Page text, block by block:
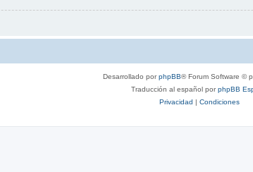
Desarrollado porphpBB® Forum Software ©
Traducción al español porphpBB
Privacidad | Condiciones